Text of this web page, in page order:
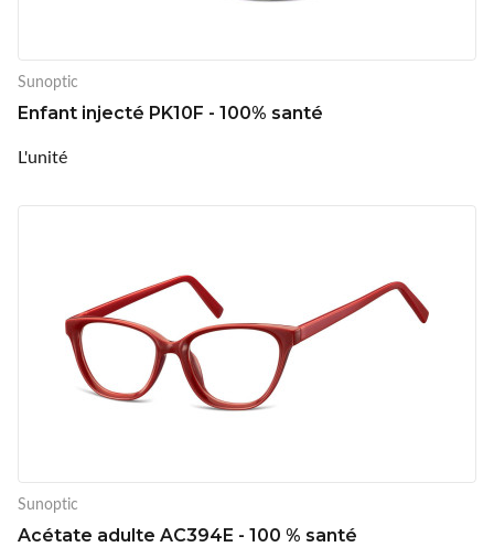
Sunoptic
Enfant injecté PK10F - 100% santé
L'unité
Sunoptic
Acétate adulte AC394E - 100 % santé